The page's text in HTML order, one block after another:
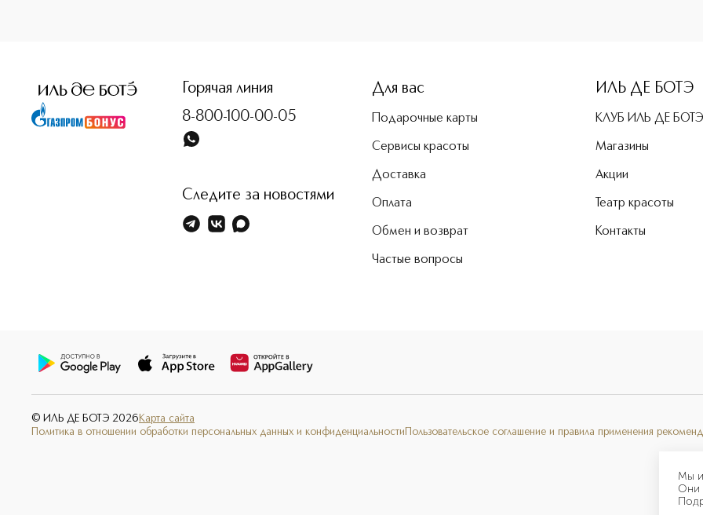
Мы
Они
Горячая линия
8-800-100-00-05
Следите за новостями
Для вас
Подарочные карты
Сервисы красоты
Доставка
Оплата
Обмен и возврат
Частые вопросы
ИЛЬ ДЕ БОТЭ
КЛУБ ИЛЬ ДЕ БОТЭ
Магазины
Акции
Театр красоты
Контакты
© ИЛЬ ДЕ БОТЭ 2026 Карта сайта
Политика в отношении обработки персональных данных и конфиденциальности Пользовательское соглашение и правила применения